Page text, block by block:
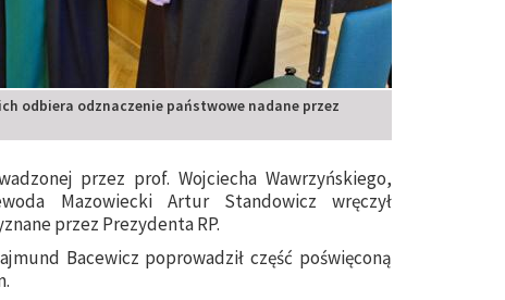
odbiera odznaczenie państwowe nadane przez
przez prof. Wojciecha Wawrzyńskiego,
Mazowiecki Artur Standowicz wręczył
przez Prezydenta RP.
Bacewicz poprowadził część poświęconą